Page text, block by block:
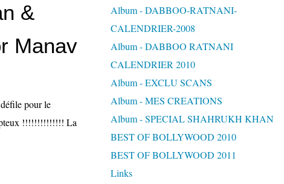
&
Manav
pour le
!!!!!!!!!!!!!! La
Album - DABBOO-RATNANI-
CALENDRIER-2008
Album - DABBOO RATNANI
CALENDRIER 2010
Album - EXCLU SCANS
Album - MES CREATIONS
Album - SPECIAL SHAHRUKH KHAN
BEST OF BOLLYWOOD 2010
BEST OF BOLLYWOOD 2011
Links